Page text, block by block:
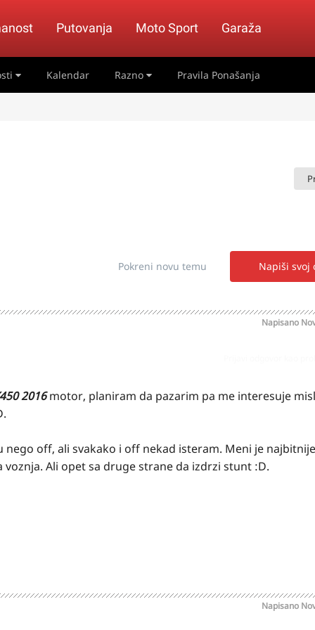
Putovanja Moto Sport Garaža
Kalendar Razno Pravila Ponašanja
Napiši svoj
Pokreni novu temu
Napisano
2016motor, planiram da pazarim pa me interesuje
off, ali svakako i off nekad isteram. Meni je
Ali opet sa druge strane da izdrzi stunt :D.
Napisano